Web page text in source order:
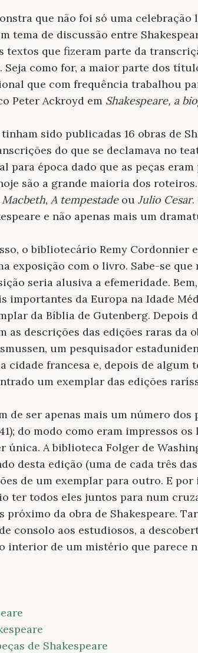
que não foi só uma celebração
tema de discussão entre
textos que fizeram parte da
como for, a maior parte dos
que com frequência trabalhou
Peter Ackroyd em Shakespeare, a
sido publicadas 16 obras de
do que se declamava no
para época dado que as peças eram
são a grande maioria dos
Macbeth, A tempestadeou Julio Cesar.
e não apenas mais um
o bibliotecário Remy Cordonnier
exposição com o livro. Sabe-se que
seria alusiva a efemeridade.
importantes da Europa na Idade
da Bíblia de Gutenberg. Depois
descrições das edições raras da
um pesquisador
cidade francesa e, depois de algum
um exemplar das edições
de ser apenas mais um número
do modo como eram impressos
única. A biblioteca Folger de
desta edição (uma de cada três
de um exemplar para outro. E por
ter todos eles juntos para num
da obra de Shakespeare.
consolo aos estudiosos, a
interior de um mistério que parece
de Shakespeare